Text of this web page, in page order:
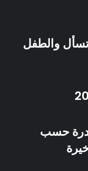
تسأل والطفل
حسب